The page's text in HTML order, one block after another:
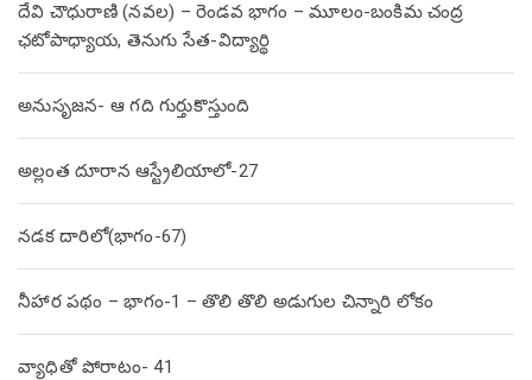
దేవి చౌధురాణి (నవల) – రెండవ భాగం – మూలం-బంకిమ చంద్ర
ఛటోపాధ్యాయ, తెనుగు సేత-విద్యార్థి
అనుసృజన- ఆ గది గుర్తుకొస్తుంది
అల్లంత దూరాన ఆస్ట్రేలియాలో-27
నడక దారిలో(భాగం-67)
నీహార పథం – భాగం-1 – తొలి తొలి అడుగుల చిన్నారి లోకం
వ్యాధితో పోరాటం- 41